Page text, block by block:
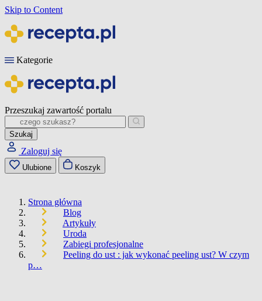
Skip to Content
Kategorie
Przeszukaj zawartość portalu
Szukaj
Zaloguj się
Ulubione Koszyk
Strona główna
Blog
Artykuły
Uroda
Zabiegi profesjonalne
Peeling do ust : jak wykonać peeling ust? W czym
p…